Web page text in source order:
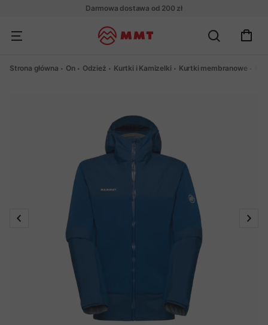
Darmowa dostawa od 200 zł
Strona główna On Odzież Kurtki i Kamizelki Kurtki membranowe